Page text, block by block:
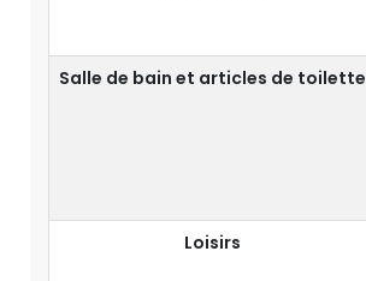
Salle de bain et articles de toilette
Loisirs